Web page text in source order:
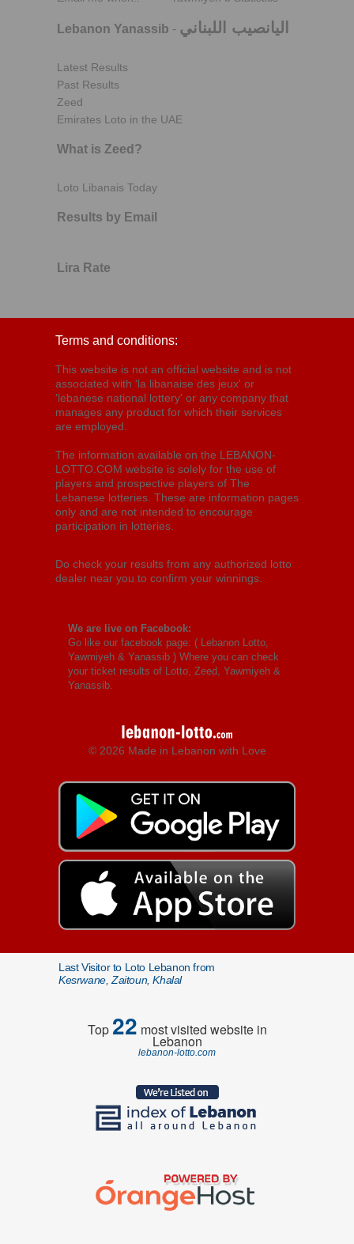
Lebanon Yanassib - اليانصيب اللبناني
Latest Results
Past Results
Zeed
Emirates Loto in the UAE
What is Zeed?
Loto Libanais Today
Results by Email
Lira Rate
Terms and conditions:
This website is not an official website and is not
associated with 'la libanaise des jeux' or
'lebanese national lottery' or any company that
manages any product for which their services
are employed.
The information available on the LEBANON-
LOTTO.COM website is solely for the use of
players and prospective players of The
Lebanese lotteries. These are information pages
only and are not intended to encourage
participation in lotteries.
Do check your results from any authorized lotto
dealer near you to confirm your winnings.
We are live on Facebook:
Go like our facebook page: ( Lebanon Lotto,
Yawmiyeh & Yanassib ) Where you can check
your ticket results of Lotto, Zeed, Yawmiyeh &
Yanassib.
© 2026 Made in Lebanon with Love
Last Visitor to Loto Lebanon from
Kesrwane, Zaitoun, Khalal
Top22 most visited website in
Lebanon
lebanon-lotto.com